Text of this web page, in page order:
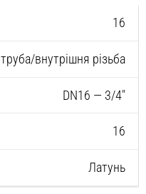
16
труба/внутрішня різьба
DN16 — 3/4″
16
Латунь